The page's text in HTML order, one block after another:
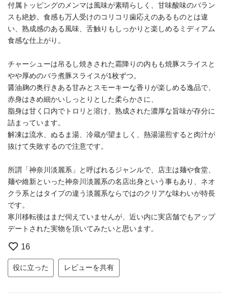
付属トッピングのメンマは風味が素晴らしく、甘味酸味のバラン
スも絶妙。食感も万人受けのコリコリ歯応えのあるものとは違
い、熟成感のある風味、舌触りもしっかりと楽しめるミディアム
食感な仕上がり。
チャーシューは吊るし焼きされた霜降りの内もも焼豚スライスと
やや厚めのバラ煮豚スライスが1枚ずつ。
醤油麹の奥行きある甘みとスモーキーな香りが楽しめる逸品で、
赤身はきめ細かいしっとりとした柔らかさに、
脂身は甘く口内でトロリと溶け、熟成された濃厚な旨味が存分に
詰まっています。
解凍は流水、ぬるま湯、冷蔵が望ましく、熱湯湯煎すると肉汁が
抜けて失敗するので注意です。
所謂「神奈川淡麗系」と呼ばれるジャンルで、店主は麺や食堂、
麺や維新といった神奈川淡麗系の名店出身という事もあり、ネオ
クラ系とはタイプの違う淡麗系ならではのクリアな味わいが特長
です。
寒川移転後はまだ伺えていませんが、近い内に実店舗でもアップ
デートされた実物を頂いてみたいと思います。
16
役に立った レビューを共有